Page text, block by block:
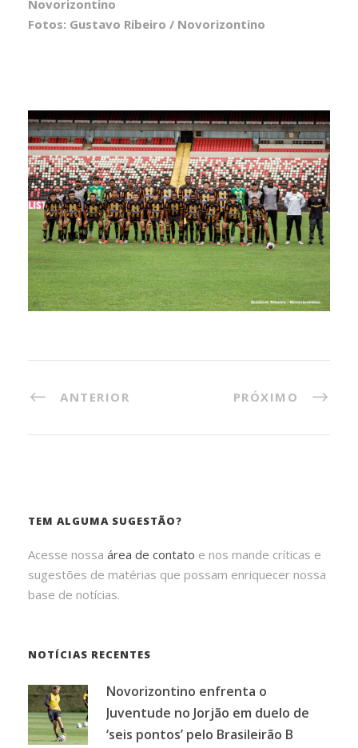
Novorizontino
Fotos: Gustavo Ribeiro / Novorizontino
ANTERIOR PRÓXIMO
TEM ALGUMA SUGESTÃO?
Acesse nossa área de contato e nos mande críticas e
sugestões de matérias que possam enriquecer nossa
base de notícias.
NOTÍCIAS RECENTES
Novorizontino enfrenta o
Juventude no Jorjão em duelo de
‘seis pontos’ pelo Brasileirão B